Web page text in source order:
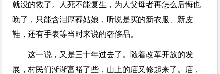
就没的救了。人死不能复生，为人父母者再怎么后悔也
晚了，只能含泪厚葬姑娘，听说是买的新衣服、新皮
鞋，还有手表等当时来说的奢侈品。
这一说，又是三十年过去了。随着改革开放的发
展，村民们渐渐富裕了些，山上的庙又修起来了。庙，